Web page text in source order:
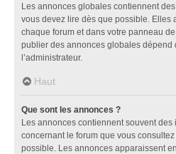
Les annonces globales contiennent
vous devez lire dès que possible. Elles
chaque forum et dans votre panneau
publier des annonces globales dépend
l’administrateur.
Haut
Que sont les annonces ?
Les annonces contiennent souvent
concernant le forum que vous
possible. Les annonces apparaissent